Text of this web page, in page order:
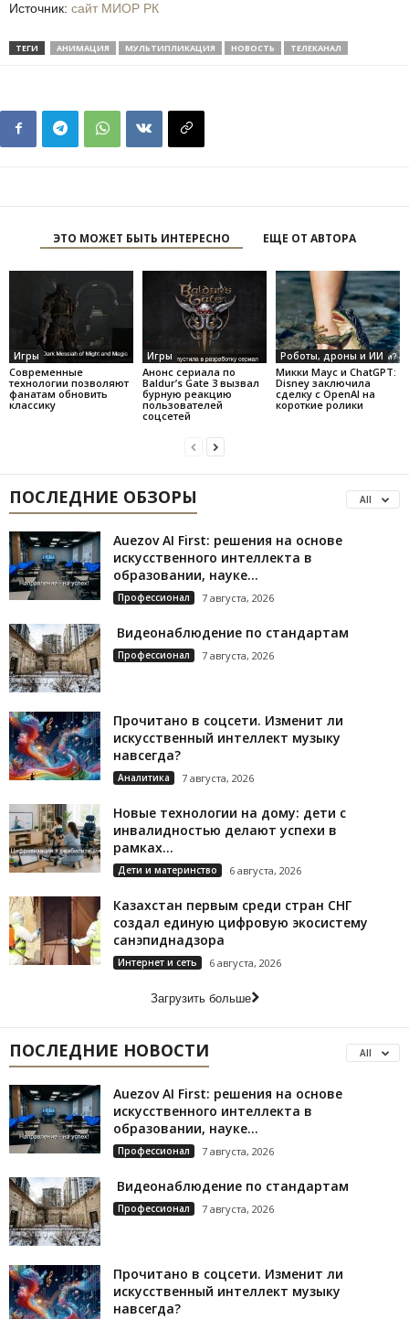
Источник: сайт МИОР РК
ТЕГИ АНИМАЦИЯ МУЛЬТИПЛИКАЦИЯ НОВОСТЬ ТЕЛЕКАНАЛ
ЭТО МОЖЕТ БЫТЬ ИНТЕРЕСНО ЕЩЕ ОТ АВТОРА
Игры
Современные
технологии позволяют
фанатам обновить
классику
Игры
Анонс сериала по
Baldur’s Gate 3 вызвал
бурную реакцию
пользователей
соцсетей
Роботы, дроны и ИИ
Микки Маус и ChatGPT:
Disney заключила
сделку с OpenAI на
короткие ролики
ПОСЛЕДНИЕ ОБЗОРЫ All
Auezov AI First: решения на основе
искусственного интеллекта в
образовании, науке...
Профессионал 7 августа, 2026
Видеонаблюдение по стандартам
Профессионал 7 августа, 2026
Прочитано в соцсети. Изменит ли
искусственный интеллект музыку
навсегда?
Аналитика 7 августа, 2026
Новые технологии на дому: дети с
инвалидностью делают успехи в
рамках...
Дети и материнство 6 августа, 2026
Казахстан первым среди стран СНГ
создал единую цифровую экосистему
санэпиднадзора
Интернет и сеть 6 августа, 2026
Загрузить больше
ПОСЛЕДНИЕ НОВОСТИ All
Auezov AI First: решения на основе
искусственного интеллекта в
образовании, науке...
Профессионал 7 августа, 2026
Видеонаблюдение по стандартам
Профессионал 7 августа, 2026
Прочитано в соцсети. Изменит ли
искусственный интеллект музыку
навсегда?